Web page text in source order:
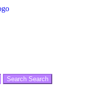
Search Search